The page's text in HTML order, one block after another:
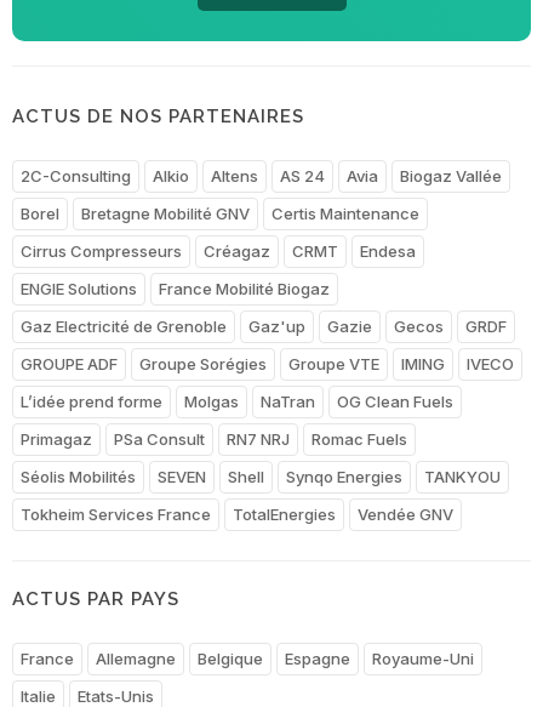
ACTUS DE NOS PARTENAIRES
2C-Consulting Alkio Altens AS 24 Avia
Biogaz Vallée
Borel
Bretagne Mobilité GNV
Certis Maintenance
Cirrus Compresseurs
Créagaz CRMT
Endesa
ENGIE Solutions
France Mobilité Biogaz
Gaz Electricité de Grenoble
Gaz'up Gazie Gecos
GRDF
GROUPE ADF
Groupe Sorégies Groupe VTE IMING
IVECO
L’idée prend forme
Molgas NaTran
OG Clean Fuels
Primagaz
PSa Consult RN7 NRJ
Romac Fuels
Séolis Mobilités
SEVEN Shell Synqo Energies
TANKYOU
Tokheim Services France
TotalEnergies Vendée GNV
ACTUS PAR PAYS
France Allemagne Belgique Espagne
Royaume-Uni
Italie
Etats-Unis